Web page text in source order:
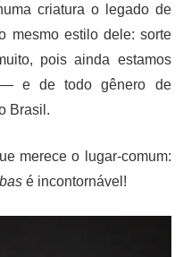
criatura o legado de
mesmo estilo dele: sorte
pois ainda estamos
e de todo gênero de
Brasil.
merece o lugar-comum:
é incontornável!